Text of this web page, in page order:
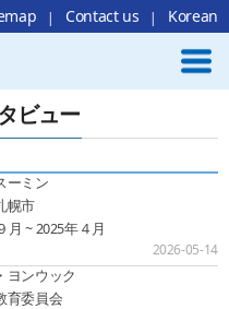
바로가기
가기
가기 Contact us Korean
ビュー
ーミン
幌市
月 ~ 2025年４月
2026-05-14
ヨンウック
育委員会